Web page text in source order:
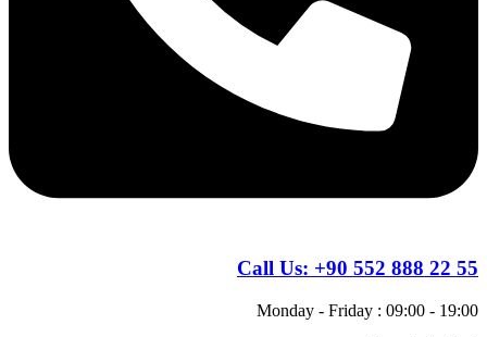
Call Us: +90 552 888 22 55
Monday - Friday : 09:00 - 19:00